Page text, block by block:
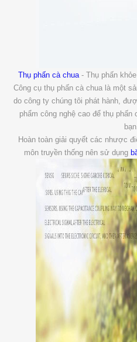
Thụ phấn cà chua- Thụ phấn
Công cụ thụ phấn cà chua là một
do công ty chúng tôi phát hành,
phẩm công nghệ cao để thụ
bạn.
Hoàn toàn giải quyết các nhược
môn truyền thống nên sử dụng